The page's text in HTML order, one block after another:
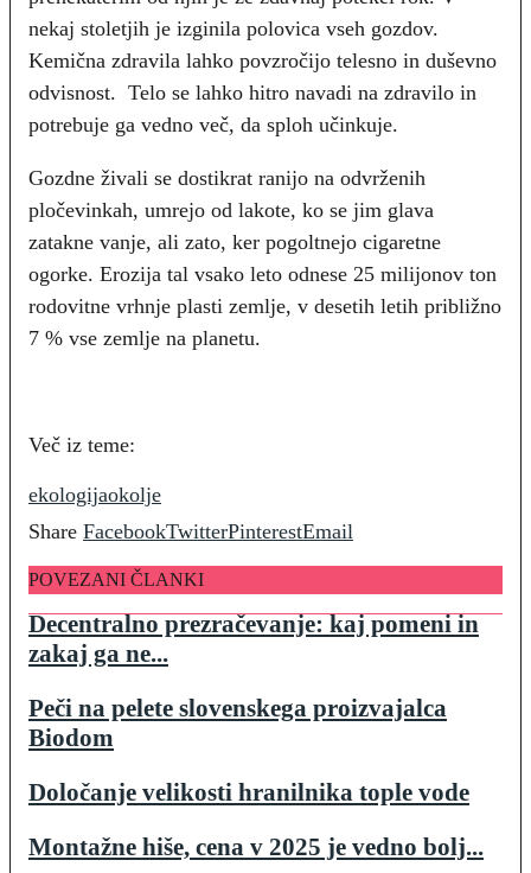
nekaj stoletjih je izginila polovica vseh gozdov.
Kemična zdravila lahko povzročijo telesno in duševno
odvisnost. Telo se lahko hitro navadi na zdravilo in
potrebuje ga vedno več, da sploh učinkuje.
Gozdne živali se dostikrat ranijo na odvrženih
pločevinkah, umrejo od lakote, ko se jim glava
zatakne vanje, ali zato, ker pogoltnejo cigaretne
ogorke. Erozija tal vsako leto odnese 25 milijonov ton
rodovitne vrhnje plasti zemlje, v desetih letih približno
7 % vse zemlje na planetu.
Več iz teme:
ekologijaokolje
Share FacebookTwitterPinterestEmail
POVEZANI ČLANKI
Decentralno prezračevanje: kaj pomeni in
zakaj ga ne...
Peči na pelete slovenskega proizvajalca
Biodom
Določanje velikosti hranilnika tople vode
Montažne hiše, cena v 2025 je vedno bolj...